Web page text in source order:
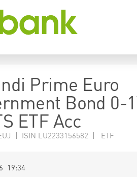
Prime Euro
Bond 0-
ETF Acc
| ISIN LU2233156582 | ETF
19:34